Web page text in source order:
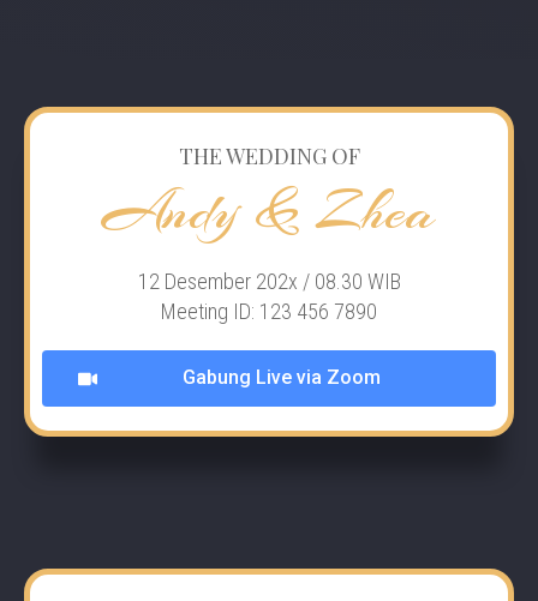
THE WEDDING OF
Andy & Zhea
12 Desember 202x / 08.30 WIB
Meeting ID: 123 456 7890
Gabung Live via Zoom